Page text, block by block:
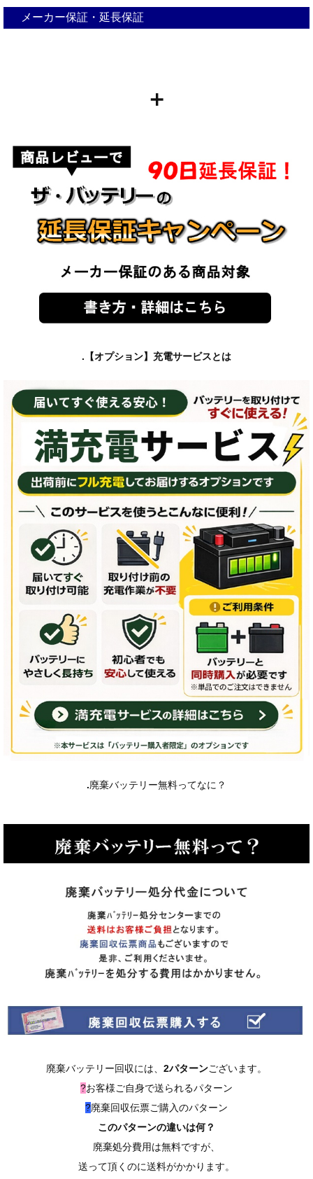
メーカー保証・延長保証
＋
.【オプション】充電サービスとは
.廃棄バッテリー無料ってなに？
廃棄バッテリー回収には、 2パターンございます。
?お客様ご自身で送られるパターン
?廃棄回収伝票ご購入のパターン
このパターンの違いは何？
廃棄処分費用は無料ですが、
送って頂くのに送料がかかります。